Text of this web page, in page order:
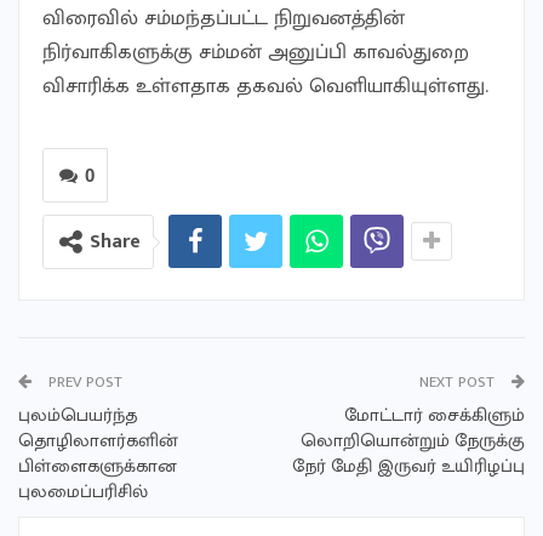
விரைவில் சம்மந்தப்பட்ட நிறுவனத்தின்
நிர்வாகிகளுக்கு சம்மன் அனுப்பி காவல்துறை
விசாரிக்க உள்ளதாக தகவல் வெளியாகியுள்ளது.
0
Share
PREV POST
புலம்பெயர்ந்த
தொழிலாளர்களின்
பிள்ளைகளுக்கான
புலமைப்பரிசில்
NEXT POST
மோட்டார் சைக்கிளும்
லொறியொன்றும் நேருக்கு
நேர் மேதி இருவர் உயிரிழப்பு